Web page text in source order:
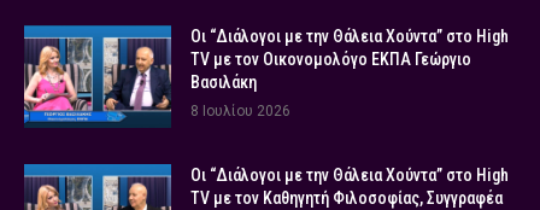
Οι “Διάλογοι με την Θάλεια Χούντα” στο High
TV με τον Οικονομολόγο ΕΚΠΑ Γεώργιο
Βασιλάκη
8 Ιουλίου 2026
Οι “Διάλογοι με την Θάλεια Χούντα” στο High
TV με τον Καθηγητή Φιλοσοφίας, Συγγραφέα